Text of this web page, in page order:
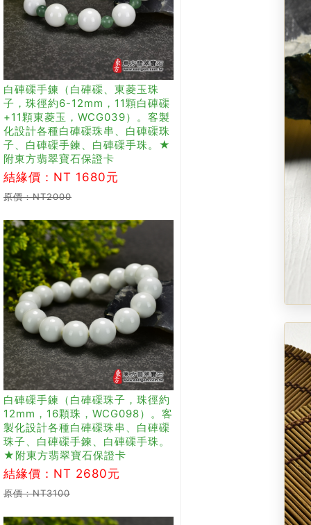
白硨磲手鍊（白硨磲、東菱玉珠
子，珠徑約6-12mm，11顆白硨磲
+11顆東菱玉，WCG039）。客製
化設計各種白硨磲珠串、白硨磲珠
子、白硨磲手鍊、白硨磲手珠。★
附東方翡翠寶石保證卡
結緣價：NT 1680元
原價：NT2000
白硨磲手鍊（白硨磲珠子，珠徑約
12mm，16顆珠，WCG098）。客
製化設計各種白硨磲珠串、白硨磲
珠子、白硨磲手鍊、白硨磲手珠。
★附東方翡翠寶石保證卡
結緣價：NT 2680元
原價：NT3100